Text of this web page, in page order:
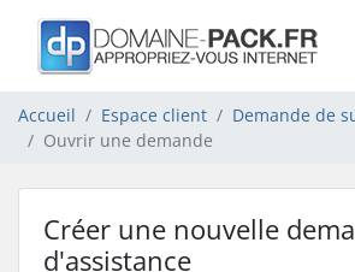
Accueil Espace client
Demande de
Ouvrir une demande
Créer une nouvelle
d'assistance